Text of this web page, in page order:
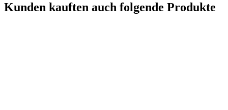
Kunden kauften auch folgende Produkte